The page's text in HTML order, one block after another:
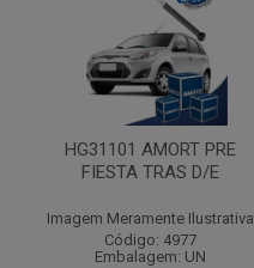
HG31101 AMORT PRE
FIESTA TRAS D/E
Imagem Meramente Ilustrativa
Código: 4977
Embalagem: UN